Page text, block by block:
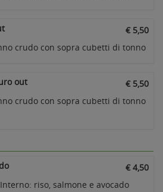
€ 5,50
crudo con sopra cubetti di tonno
out
€ 5,50
crudo con sopra cubetti di tonno
€ 4,50
riso, salmone e avocado